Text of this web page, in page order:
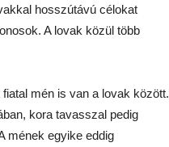
hosszútávú célokat
A lovak közül több
mén is van a lovak között.
kora tavasszal pedig
mének egyike eddig